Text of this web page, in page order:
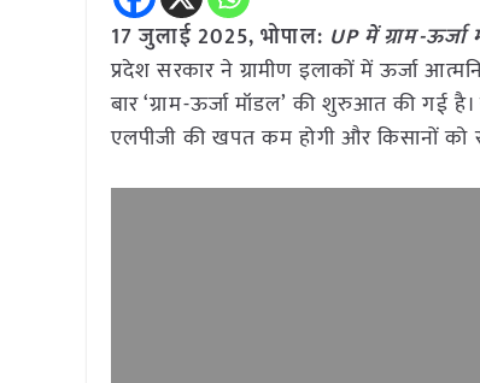
17 जुलाई 2025, भोपाल: UP में ग्राम-
प्रदेश सरकार ने ग्रामीण इलाकों में ऊर्जा
बार ‘ग्राम-ऊर्जा मॉडल’ की शुरुआत की गई
एलपीजी की खपत कम होगी और किसानों